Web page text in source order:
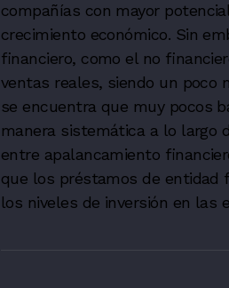
compañías con mayor
crecimiento económico. Sin
financiero, como el no
ventas reales, siendo un poco
se encuentra que muy pocos
manera sistemática a lo largo
entre apalancamiento
que los préstamos de entidad
los niveles de inversión en las